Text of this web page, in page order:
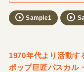
Sample1
1970年代より活動す
ポップ巨匠パスカル